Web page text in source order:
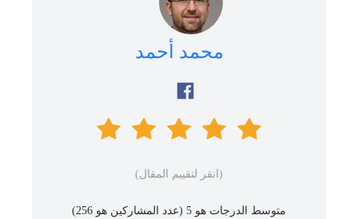
محمد أحمد
(انقر لتقييم المقال)
متوسط ​​الدرجات هو 5 (عدد المشاركين هو 256
)